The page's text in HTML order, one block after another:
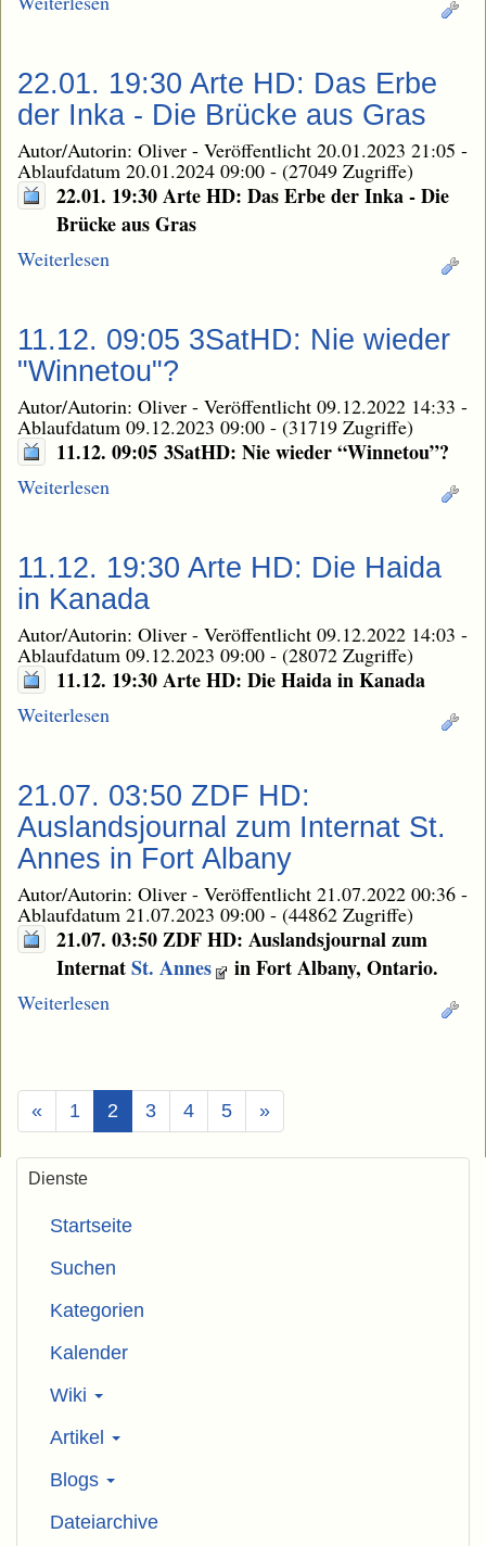
22.01. 19:30 Arte HD: Das Erbe
der Inka - Die Brücke aus Gras
Autor/Autorin: Oliver - Veröffentlicht 20.01.2023 21:05 -
Ablaufdatum 20.01.2024 09:00 - (27049 Zugriffe)
22.01. 19:30 Arte HD: Das Erbe der Inka - Die
Brücke aus Gras
Weiterlesen
11.12. 09:05 3SatHD: Nie wieder
"Winnetou"?
Autor/Autorin: Oliver - Veröffentlicht 09.12.2022 14:33 -
Ablaufdatum 09.12.2023 09:00 - (31719 Zugriffe)
11.12. 09:05 3SatHD: Nie wieder “Winnetou”?
Weiterlesen
11.12. 19:30 Arte HD: Die Haida
in Kanada
Autor/Autorin: Oliver - Veröffentlicht 09.12.2022 14:03 -
Ablaufdatum 09.12.2023 09:00 - (28072 Zugriffe)
11.12. 19:30 Arte HD: Die Haida in Kanada
Weiterlesen
21.07. 03:50 ZDF HD:
Auslandsjournal zum Internat St.
Annes in Fort Albany
Autor/Autorin: Oliver - Veröffentlicht 21.07.2022 00:36 -
Ablaufdatum 21.07.2023 09:00 - (44862 Zugriffe)
21.07. 03:50 ZDF HD: Auslandsjournal zum
InternatSt. Annes in Fort Albany, Ontario.
Weiterlesen
« 1 2 (Aktuell)
3 4 5 »
Dienste
Startseite
Suchen
Kategorien
Kalender
Wiki
Artikel
Blogs
Dateiarchive